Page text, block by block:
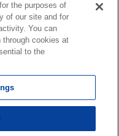
サイト・システム向け地
MapFan DB 住所確認
Geo-Research
ェリア地図割プラス
the purposes of
of our site and for
You can
through cookies at
to the